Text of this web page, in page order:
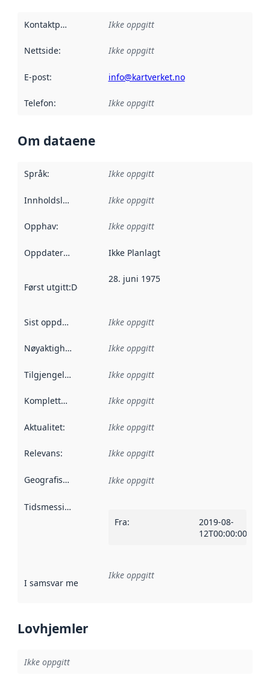
Kontaktpunkt Ikke oppgitt
Nettside: Ikke oppgitt
E-post: info@kartverket.no
Telefon: Ikke oppgitt
Om dataene
Språk: Ikke oppgitt
Innholdsleverandører :
Ikke oppgitt
Opphav: Ikke oppgitt
Oppdateringsfrekvens :
Ikke Planlagt
Først utgitt:Denne datoen sier når dataene i dette
28. juni 1975
Sist oppdatert Ikke oppgitt
Nøyaktighet Ikke oppgitt
Tilgjengelighet Ikke oppgitt
Kompletthet Ikke oppgitt
Aktualitet: Ikke oppgitt
Relevans: Ikke oppgitt
Geografisk avgrensning :
Ikke oppgitt
Tidsmessig avgrensning
Fra:
2019-08-
12T00:00:00Z
I samsvar med Referanse til en implementasjonsregel
Ikke oppgitt
Lovhjemler
Ikke oppgitt